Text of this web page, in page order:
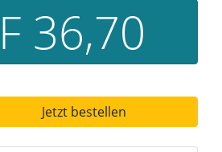
36,70
Jetzt bestellen